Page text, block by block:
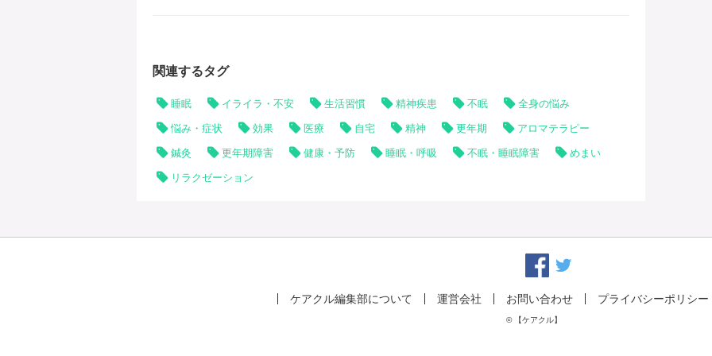
関連するタグ
睡眠 イライラ・不安 生活習慣 精神疾患 不眠 全身の悩み
悩み・症状 効果 医療 自宅 精神 更年期 アロマテラピー
鍼灸 更年期障害 健康・予防 睡眠・呼吸 不眠・睡眠障害 めまい
リラクゼーション
ケアクル編集部について 運営会社 お問い合わせ プライバシーポリシー
© 【ケアクル】